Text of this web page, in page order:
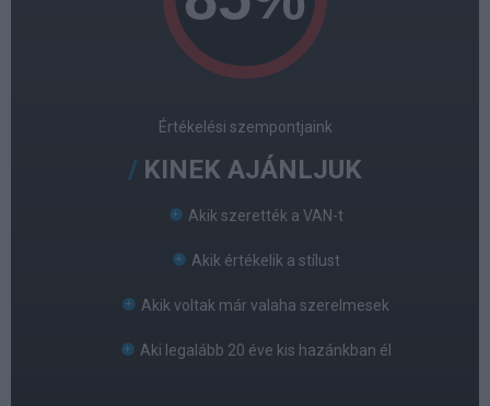
Értékelési szempontjaink
KINEK AJÁNLJUK
Akik szerették a VAN-t
Akik értékelik a stílust
Akik voltak már valaha szerelmesek
Aki legalább 20 éve kis hazánkban él